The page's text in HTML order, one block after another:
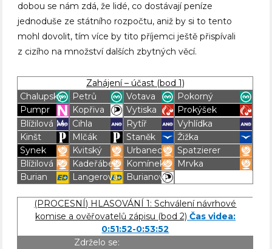
dobou se nám zdá, že lidé, co dostávají peníze
jednoduše ze státního rozpočtu, aniž by si to tento
mohl dovolit, tím více by tito příjemci ještě přispívali
z cizího na množství dalších zbytných věcí.
Zahájení – účast (bod 1)
Chalupský
Petrů Votava
Pokorný
Pumpr
Kopřiva Vytiska
Prokýšek
Blížilová M. Cihla Rytíř
Vyhlídka
Kinšt
Mlčák Staněk
Žižka
Synek
Kvitský Urbanec
Spatzierer
Blížilová P.
Kadeřábek Komínek
Mrvka
Burian
Langerová
Burianová
(PROCESNÍ) HLASOVÁNÍ 1: Schválení návrhové
komise a ověřovatelů zápisu (bod 2) Čas videa:
0:51:52-0:53:52
Zdrželo se: